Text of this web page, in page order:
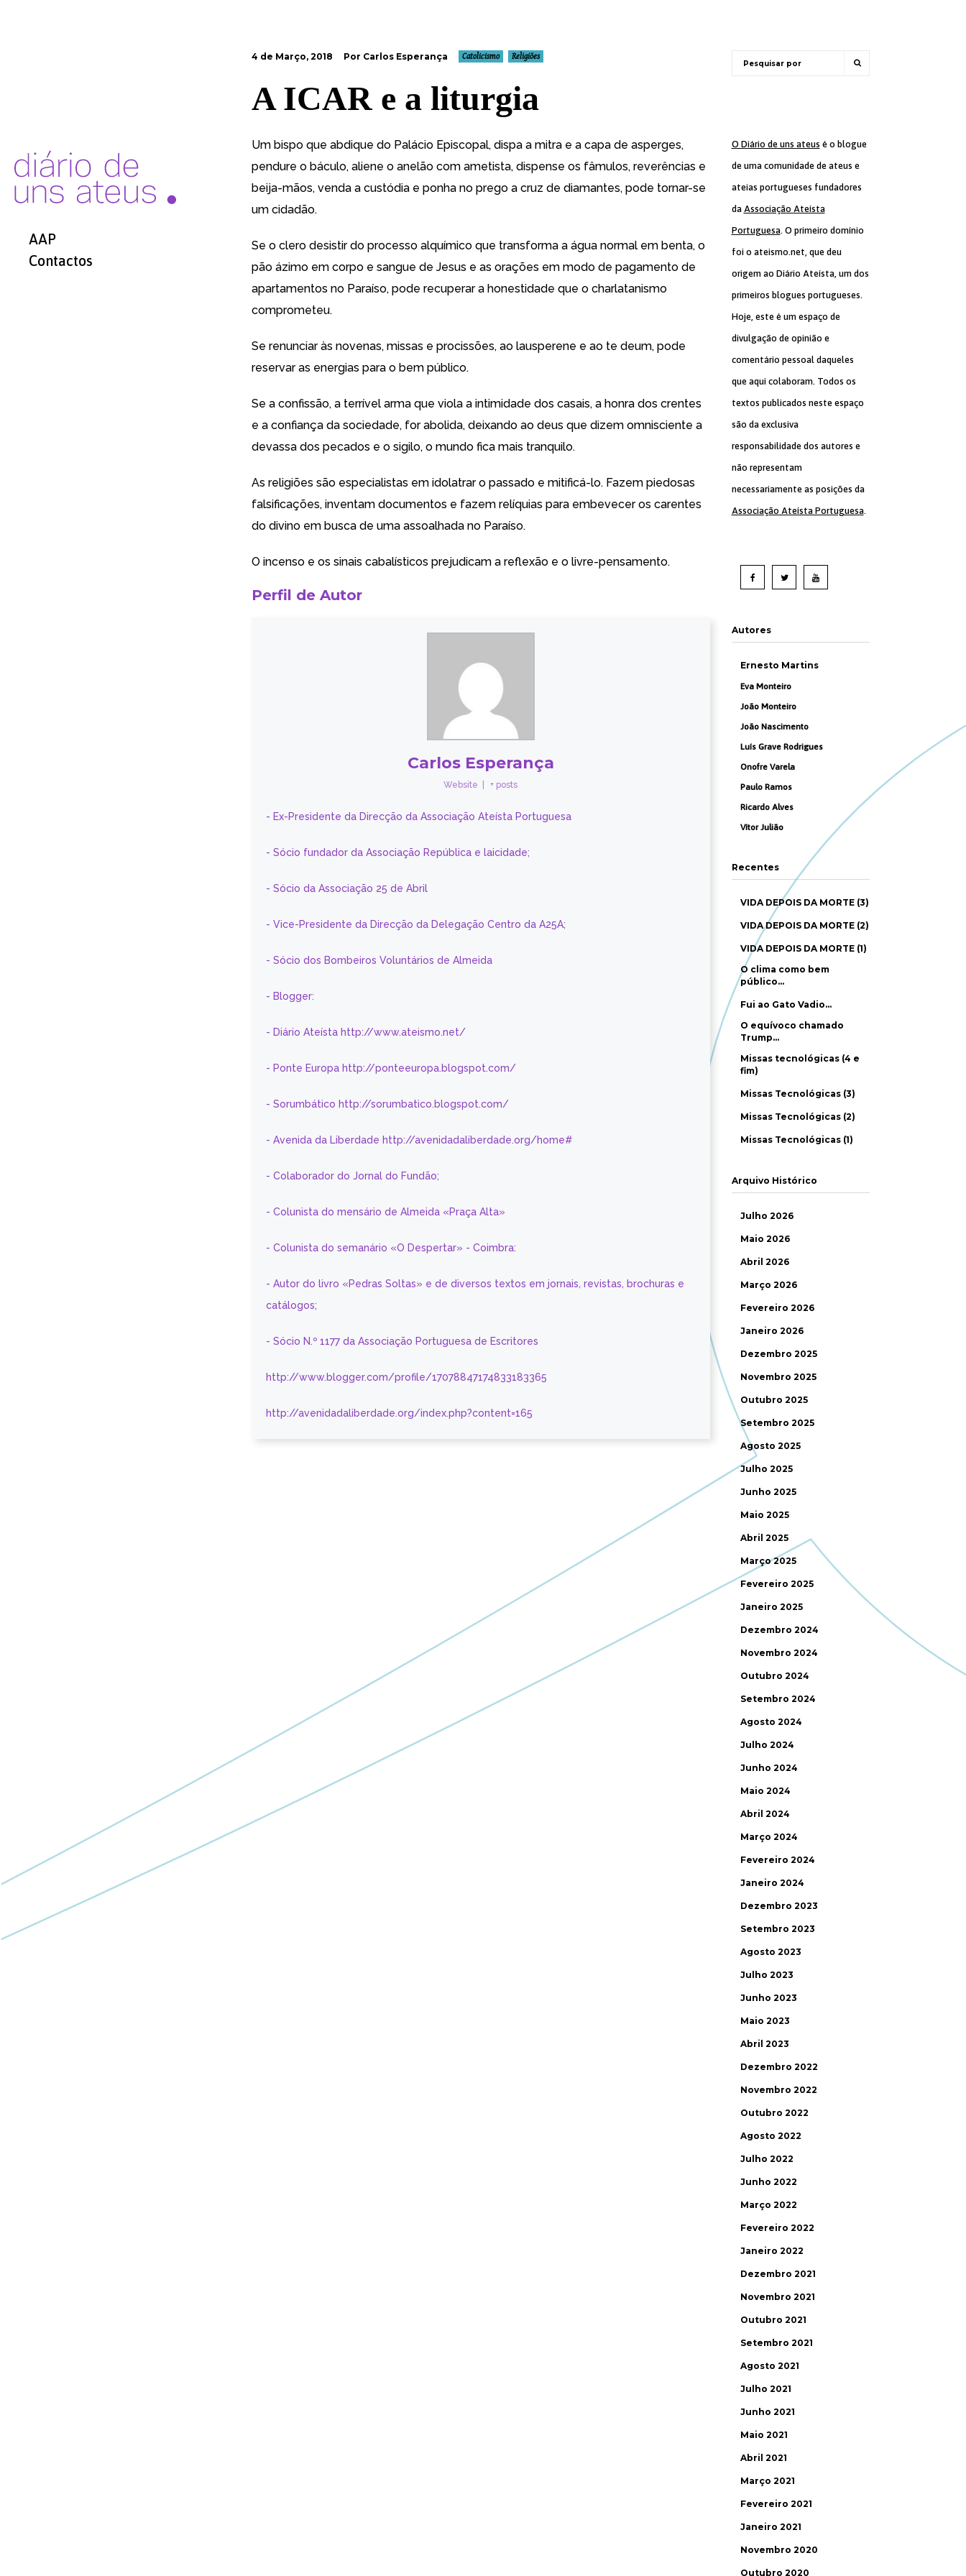
AAP
Contactos
4 de Março, 2018 Por Carlos Esperança Catolicismo Religiões
A ICAR e a liturgia
Um bispo que abdique do Palácio Episcopal, dispa a mitra e a capa de asperges,
pendure o báculo, aliene o anelão com ametista, dispense os fâmulos, reverências e
beija-mãos, venda a custódia e ponha no prego a cruz de diamantes, pode tornar-se
um cidadão.
Se o clero desistir do processo alquímico que transforma a água normal em benta, o
pão ázimo em corpo e sangue de Jesus e as orações em modo de pagamento de
apartamentos no Paraíso, pode recuperar a honestidade que o charlatanismo
comprometeu.
Se renunciar às novenas, missas e procissões, ao lausperene e ao te deum, pode
reservar as energias para o bem público.
Se a confissão, a terrível arma que viola a intimidade dos casais, a honra dos crentes
e a confiança da sociedade, for abolida, deixando ao deus que dizem omnisciente a
devassa dos pecados e o sigilo, o mundo fica mais tranquilo.
As religiões são especialistas em idolatrar o passado e mitificá-lo. Fazem piedosas
falsificações, inventam documentos e fazem relíquias para embevecer os carentes
do divino em busca de uma assoalhada no Paraíso.
O incenso e os sinais cabalísticos prejudicam a reflexão e o livre-pensamento.
Perfil de Autor
Carlos Esperança
Website + posts
- Ex-Presidente da Direcção da Associação Ateísta Portuguesa
- Sócio fundador da Associação República e laicidade;
- Sócio da Associação 25 de Abril
- Vice-Presidente da Direcção da Delegação Centro da A25A;
- Sócio dos Bombeiros Voluntários de Almeida
- Blogger:
- Diário Ateísta http://www.ateismo.net/
- Ponte Europa http://ponteeuropa.blogspot.com/
- Sorumbático http://sorumbatico.blogspot.com/
- Avenida da Liberdade http://avenidadaliberdade.org/home#
- Colaborador do Jornal do Fundão;
- Colunista do mensário de Almeida «Praça Alta»
- Colunista do semanário «O Despertar» - Coimbra:
- Autor do livro «Pedras Soltas» e de diversos textos em jornais, revistas, brochuras e
catálogos;
- Sócio N.º 1177 da Associação Portuguesa de Escritores
http://www.blogger.com/profile/17078847174833183365
http://avenidadaliberdade.org/index.php?content=165
O Diário de uns ateus é o blogue
de uma comunidade de ateus e
ateias portugueses fundadores
da Associação Ateísta
Portuguesa. O primeiro domínio
foi o ateismo.net, que deu
origem ao Diário Ateísta, um dos
primeiros blogues portugueses.
Hoje, este é um espaço de
divulgação de opinião e
comentário pessoal daqueles
que aqui colaboram. Todos os
textos publicados neste espaço
são da exclusiva
responsabilidade dos autores e
não representam
necessariamente as posições da
Associação Ateísta Portuguesa.
Autores
Ernesto Martins
Eva Monteiro
João Monteiro
João Nascimento
Luís Grave Rodrigues
Onofre Varela
Paulo Ramos
Ricardo Alves
Vítor Julião
Recentes
VIDA DEPOIS DA MORTE (3)
VIDA DEPOIS DA MORTE (2)
VIDA DEPOIS DA MORTE (1)
O clima como bem
público…
Fui ao Gato Vadio…
O equívoco chamado
Trump…
Missas tecnológicas (4 e
fim)
Missas Tecnológicas (3)
Missas Tecnológicas (2)
Missas Tecnológicas (1)
Arquivo Histórico
Julho 2026
Maio 2026
Abril 2026
Março 2026
Fevereiro 2026
Janeiro 2026
Dezembro 2025
Novembro 2025
Outubro 2025
Setembro 2025
Agosto 2025
Julho 2025
Junho 2025
Maio 2025
Abril 2025
Março 2025
Fevereiro 2025
Janeiro 2025
Dezembro 2024
Novembro 2024
Outubro 2024
Setembro 2024
Agosto 2024
Julho 2024
Junho 2024
Maio 2024
Abril 2024
Março 2024
Fevereiro 2024
Janeiro 2024
Dezembro 2023
Setembro 2023
Agosto 2023
Julho 2023
Junho 2023
Maio 2023
Abril 2023
Dezembro 2022
Novembro 2022
Outubro 2022
Agosto 2022
Julho 2022
Junho 2022
Março 2022
Fevereiro 2022
Janeiro 2022
Dezembro 2021
Novembro 2021
Outubro 2021
Setembro 2021
Agosto 2021
Julho 2021
Junho 2021
Maio 2021
Abril 2021
Março 2021
Fevereiro 2021
Janeiro 2021
Novembro 2020
Outubro 2020